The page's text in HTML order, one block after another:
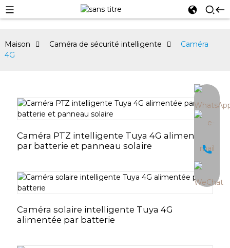
Maison Caméra de sécurité intelligente
Caméra
4G
Caméra PTZ intelligente Tuya 4G alimentée
par batterie et panneau solaire
Caméra solaire intelligente Tuya 4G
alimentée par batterie